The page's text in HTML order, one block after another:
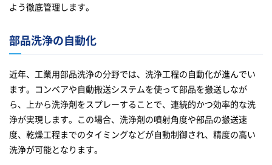
よう徹底管理します。
部品洗浄の自動化
近年、工業用部品洗浄の分野では、洗浄工程の自動化が進んでい
ます。コンベアや自動搬送システムを使って部品を搬送しなが
ら、上から洗浄剤をスプレーすることで、連続的かつ効率的な洗
浄が実現します。この場合、洗浄剤の噴射角度や部品の搬送速
度、乾燥工程までのタイミングなどが自動制御され、精度の高い
洗浄が可能となります。